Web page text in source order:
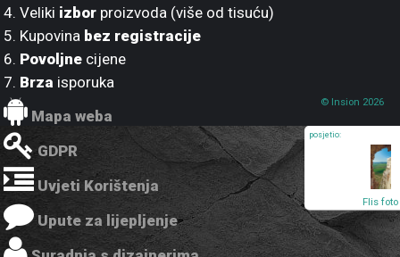
4. Veliki izbor proizvoda (više od tisuću)
5. Kupovina bez registracije
6. Povoljne cijene
7. Brza isporuka
Mapa weba
GDPR
Uvjeti Korištenja
Upute za lijepljenje
© Insion 2026
posjetio:
Flis foto
tapeta
FTNV-